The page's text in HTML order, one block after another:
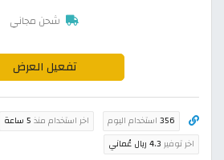
شحن مجاني
تفعيل العرض
356 استخدام اليوم اخر استخدام منذ 5 ساعة
اخر توفير 4.3 ريال عُماني